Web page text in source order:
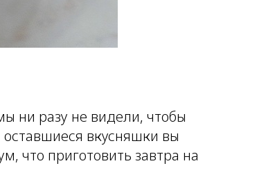
ни разу не видели, чтобы
вкусняшки вы
что приготовить завтра на